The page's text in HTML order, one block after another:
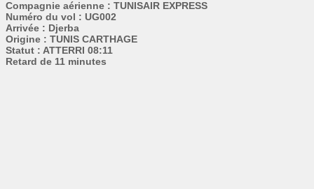
Compagnie aérienne : TUNISAIR EXPRESS
Numéro du vol : UG002
Arrivée : Djerba
Origine : TUNIS CARTHAGE
Statut : ATTERRI 08:11
Retard de 11 minutes